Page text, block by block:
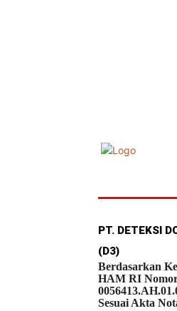
PT. DETEKSI
(D3)
Berdasarkan
HAM RI
Sesuai Akta